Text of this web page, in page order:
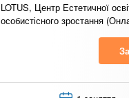
LOTUS, Центр Естетичної
особистісного зростання